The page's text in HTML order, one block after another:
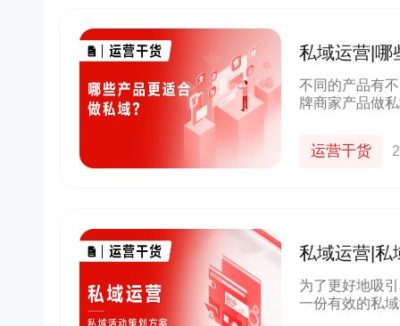
私域运营|哪
不同的产品有
牌商家产品做
运营干货
私域运营|私
为了更好地吸
一份有效的私